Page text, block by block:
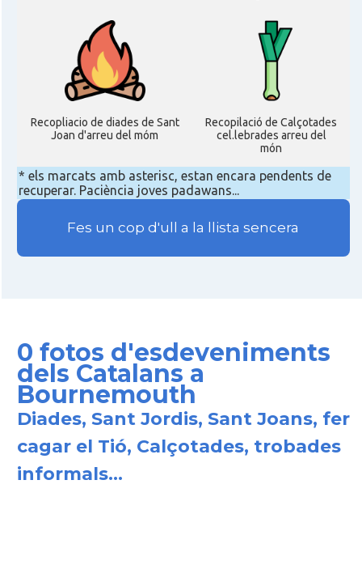
Recopliacio de diades de Sant
Joan d'arreu del móm
Recopilació de Calçotades
cel.lebrades arreu del
món
* els marcats amb asterisc, estan encara pendents de
recuperar. Paciència joves padawans...
Fes un cop d'ull a la llista sencera
0 fotos d'esdeveniments
dels Catalans a
Bournemouth
Diades, Sant Jordis, Sant Joans, fer
cagar el Tió, Calçotades, trobades
informals...